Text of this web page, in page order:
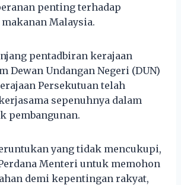
penting terhadap
Malaysia.
pentadbiran kerajaan
Dewan Undangan Negeri (DUN)
Persekutuan telah
sepenuhnya dalam
pembangunan.
yang tidak mencukupi,
Menteri untuk memohon
demi kepentingan rakyat,